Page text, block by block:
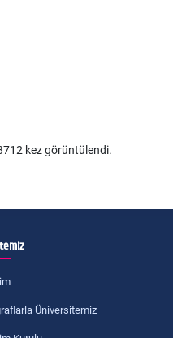
kez görüntülendi.
Üniversitemiz